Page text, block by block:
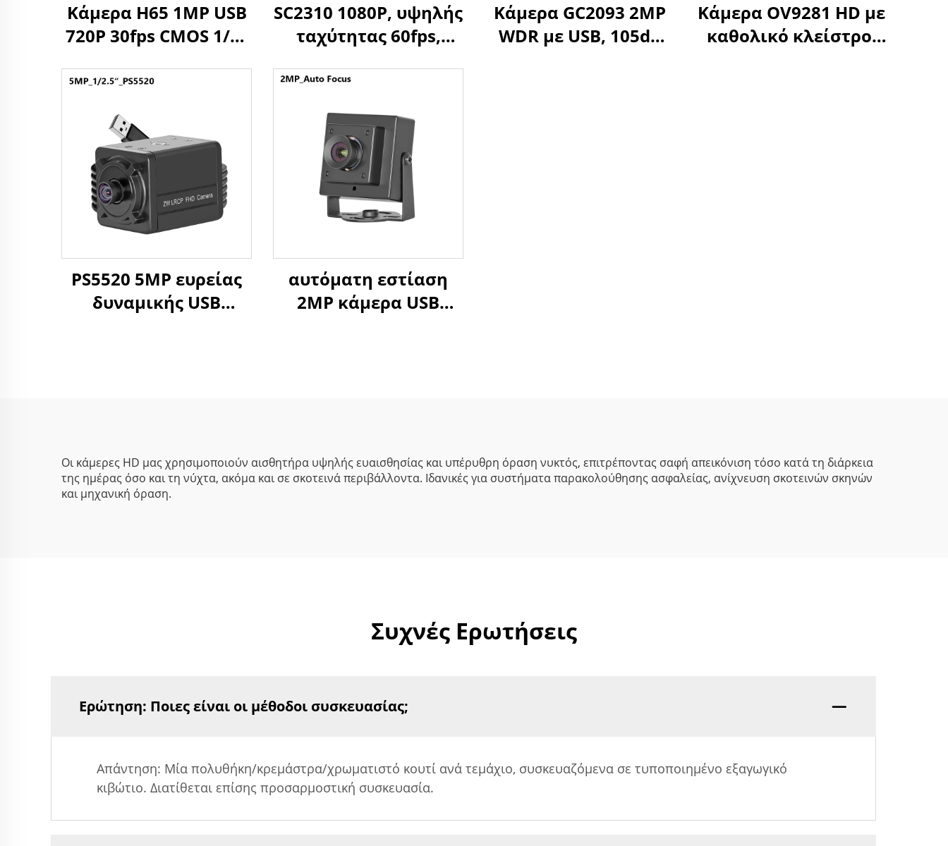
Κάμερα H65 1MP USB
720P 30fps CMOS 1/3"
Megapixel Mini
Windows/Android/linux
SC2310 1080P, υψηλής
ταχύτητας 60fps,
UVC, OTG, plug and
κάμερα
Κάμερα GC2093 2MP
WDR με USB, 105dB
Κάμερα OV9281 HD με
καθολικό κλείστρο,
PS5520 5MP ευρείας
δυναμικής USB
αυτόματη εστίαση
2MP κάμερα USB
Οι κάμερες HD μας χρησιμοποιούν αισθητήρα υψηλής ευαισθησίας και υπέρυθρη όραση νυκτός, επιτρέποντας σαφή απεικόνιση τόσο κατά τη διάρκεια
της ημέρας όσο και τη νύχτα, ακόμα και σε σκοτεινά περιβάλλοντα. Ιδανικές για συστήματα παρακολούθησης ασφαλείας, ανίχνευση σκοτεινών σκηνών
και μηχανική όραση.
Συχνές Ερωτήσεις
Ερώτηση: Ποιες είναι οι μέθοδοι συσκευασίας;
Απάντηση: Μία πολυθήκη/κρεμάστρα/χρωματιστό κουτί ανά τεμάχιο, συσκευαζόμενα σε τυποποιημένο εξαγωγικό
κιβώτιο. Διατίθεται επίσης προσαρμοστική συσκευασία.